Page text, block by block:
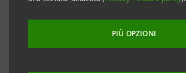
PIÙ OPZIONI